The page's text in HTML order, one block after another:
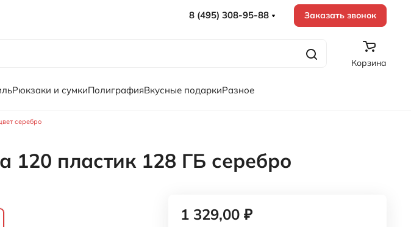
8 (495) 308-95-88 Заказать звонок
Корзина
Рюкзаки и сумкиПолиграфияВкусные подаркиРазное
серебро
120 пластик 128 ГБ серебро
1 329,00 ₽